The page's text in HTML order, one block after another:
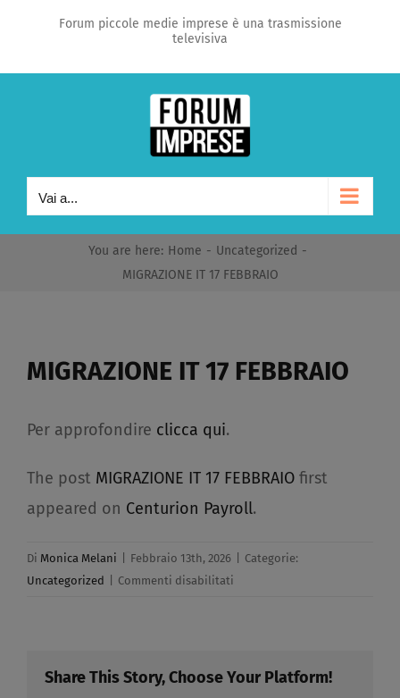
contenuto
Forum piccole medie imprese è una trasmissione
televisiva
Vai a...
You are here: Home - Uncategorized -
MIGRAZIONE IT 17 FEBBRAIO​
MIGRAZIONE IT 17 FEBBRAIO​
Per approfondire clicca qui.
The post MIGRAZIONE IT 17 FEBBRAIO first
appeared on Centurion Payroll.
Di Monica Melani Febbraio 13th, 2026
Categorie:
Uncategorized
Commenti disabilitati
FEBBRAIO​
Share This Story, Choose Your Platform!